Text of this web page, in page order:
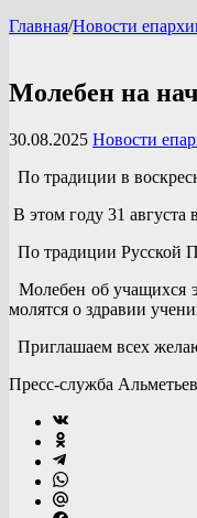
Главная/Новости
Молебен на
30.08.2025 Новости
По традиции в
В этом году 31 августа
По традиции Русской
Молебен об учащихся
молятся о здравии
Приглашаем всех
Пресс-служба